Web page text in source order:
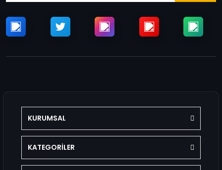
KURUMSAL
KATEGORİLER